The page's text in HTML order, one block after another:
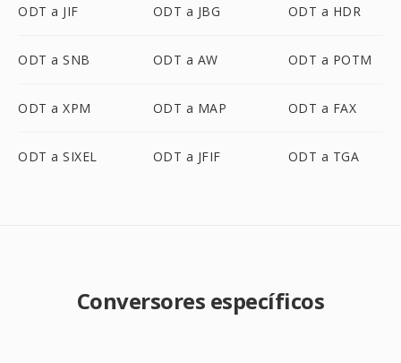
ODT a JIF ODT a JBG ODT a HDR
ODT a SNB ODT a AW ODT a POTM
ODT a XPM ODT a MAP ODT a FAX
ODT a SIXEL ODT a JFIF ODT a TGA
Conversores específicos